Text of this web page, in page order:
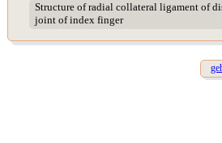
Structure of radial collateral ligament of
joint of index finger